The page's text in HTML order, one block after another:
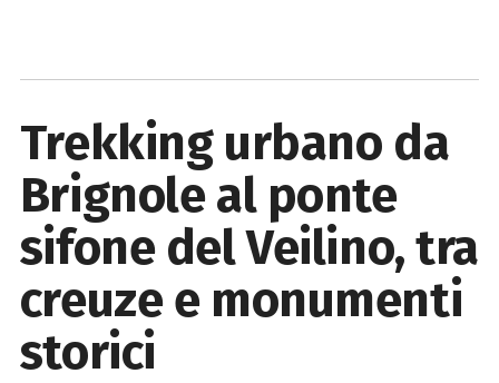
Trekking urbano da
Brignole al ponte
sifone del Veilino, tra
creuze e monumenti
storici